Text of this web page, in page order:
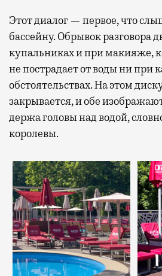
Этот диалог — первое, что
бассейну. Обрывок разговора
купальниках и при макияже,
не пострадает от воды ни при
обстоятельствах. На этом
закрывается, и обе
держа головы над водой,
королевы.